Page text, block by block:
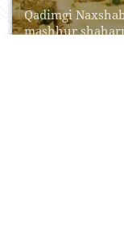
Qadimgi
mashhur